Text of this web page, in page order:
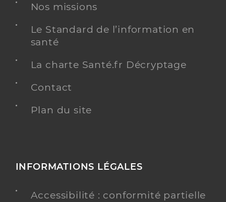
Nos missions
Le Standard de l’information en
santé
La charte Santé.fr Décryptage
Contact
Plan du site
INFORMATIONS LÉGALES
Accessibilité : conformité partielle